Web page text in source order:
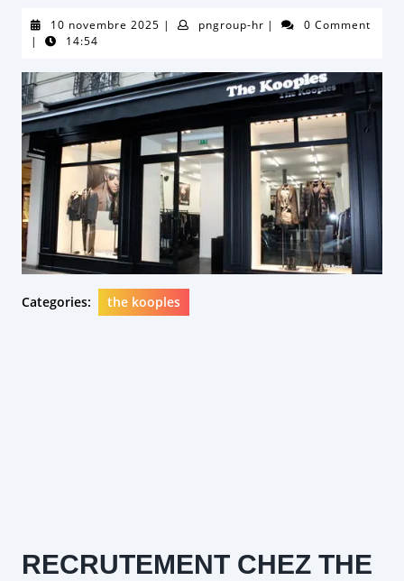
10 novembre 2025 10| pngroup-hrpngroup-
|
0 Comment
|
14:54
Categories: the kooples
RECRUTEMENT CHEZ THE